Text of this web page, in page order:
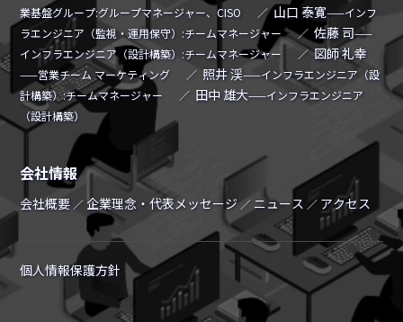
業基盤グループ:グループマネージャー、CISO
／山口 泰寛——インフ
ラエンジニア（監視・運用保守）:チームマネージャー
／佐藤 司——
インフラエンジニア（設計構築）:チームマネージャー
／図師 礼幸
——営業チーム マーケティング ／ 照井 渓——インフラエンジニア（設
計構築）:チームマネージャー
／ 田中 雄大——インフラエンジニア
（設計構築）
会社情報
会社概要 ／企業理念・代表メッセージ／ ニュース ／ アクセス
個人情報保護方針